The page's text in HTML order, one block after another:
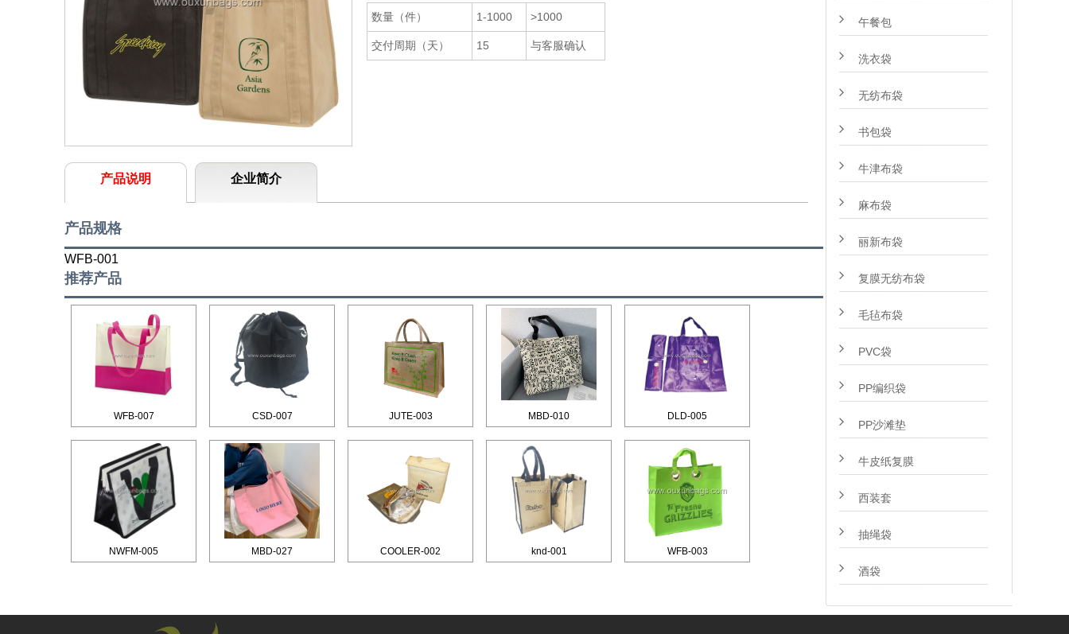
午餐包
洗衣袋
无纺布袋
书包袋
牛津布袋
麻布袋
丽新布袋
复膜无纺布袋
毛毡布袋
PVC袋
PP编织袋
PP沙滩垫
牛皮纸复膜
西装套
抽绳袋
酒袋
数量（件） 1-1000 >1000
交付周期（天） 15 与客服确认
产品说明 企业简介
产品规格
WFB-001
推荐产品
WFB-007 CSD-007 JUTE-003 MBD-010 DLD-005
NWFM-005 MBD-027 COOLER-002 knd-001 WFB-003